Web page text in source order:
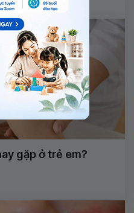
gặp ở trẻ em?